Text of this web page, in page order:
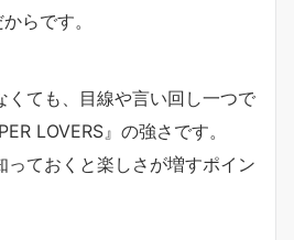
らです。
くても、目線や言い回し一つで
LOVERS』の強さです。
っておくと楽しさが増すポイン